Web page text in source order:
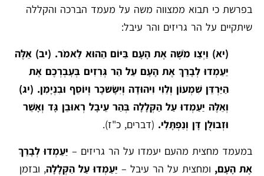
בפרשת כי תבוא ממצווה משה על מעמד הברכה והקללה
שיתקיים על הר גריזים והר עיבל:
(יא) וַיְצַו מֹשֶׁה אֶת הָעָם בַּיּוֹם הַהוּא לֵאמֹר. (יב) אֵלֶּה
יַעַמְדוּ לְבָרֵךְ אֶת הָעָם עַל הַר גְּרִזִים בְּעבְרְכֶם אֶת
הַיַּרְדֵּן שִׁמְעוֹן וְלֵוִי וִיהוּדָה וְיִשָּׂשכָר וְיוֹסֵף וּבִנְיָמִן. (יג)
וְאֵלֶּה יַעַמְדוּ עַל הַקְּלָלָה בְּהַר עֵיבָל רְאוּבֵן גָּד וְאָשֵׁר
וּזְבוּלֻן דָּן וְנַפְתָּלִי. (דברים, כ"ז).
במעמד מחצית מהעם יעמדו על הר גריזים – יַעַמְדוּ לְבָרֵךְ
אֶת הָעָם, ומחצית על הר עיבל – יַעַמְדוּ עַל הַקְּלָלָה, ובזמן